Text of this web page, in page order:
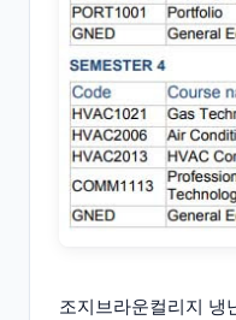
조지브라운컬리지 냉